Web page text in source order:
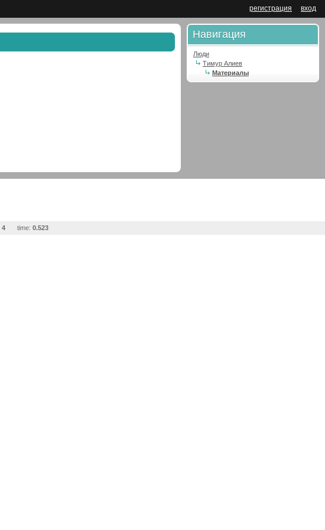
вход
регистрация
Навигация
Люди
Тимур Алиев
Материалы
4 time: 0.523